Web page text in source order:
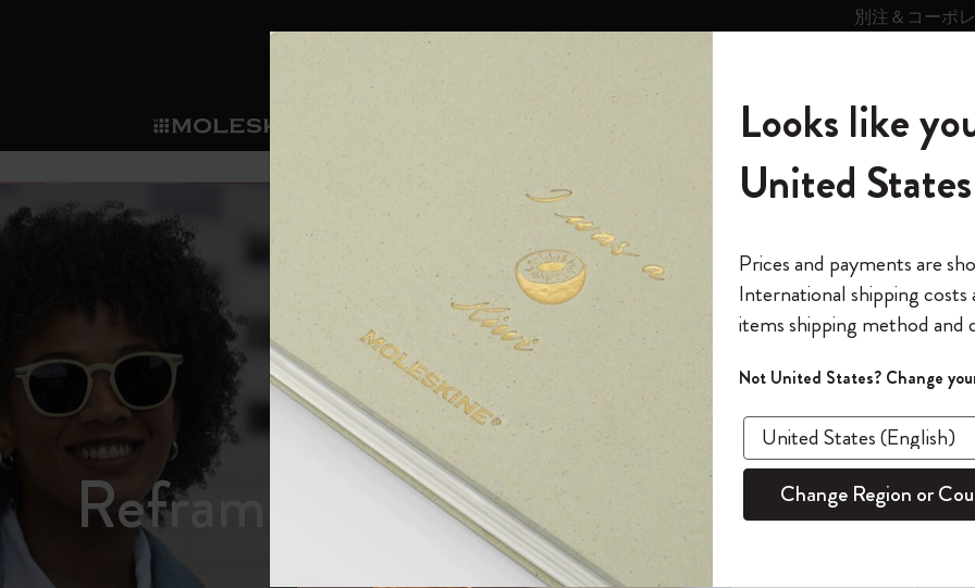
別注＆コーポ
ショ
新商品
ノートブック
ノートブック
The Original Notebook
ミニノートブックチャーム
カイエ ＆ ジャーナル
セット
パッションジャーナル
ダイアリー
サブカテゴリ
ダイアリー
パーソナル・ダイアリー
12カ月ダイアリー
15ヶ月プランナー
ウィークリープランナー
デイリープランナー
マンスリープランナー
モレスキンスマート
サブカテゴリ
すべて見る
スマートライティング・システム
モレスキンスマートスマートとは
アプリ・サービス
ライティングツール
サブカテゴリ
モレスキンスマート
Blackwing x モレスキン
Kaweco x モレスキン
ペン & ペンシル
限定版ノートブック
サブカテゴリ
Reframe サングラス
ムーミン コレクション
キム・ジョンギコレクション
「Alice's Adventures in Wonderland」コレ
『ロード・オブ・ザ・リング』コレク
カラーパターン ノートブック
サクラコレクション
キム・ジョンギコレクション
Impressions of Impressionism コレクショ
ン
カサ・バトリョ 限定版コレクション
ゴッホ美術館
すべて見る
バックパック
限定版バックパック
Shopper paper – made Collection
アートを愛する方への贈り物
プロフェッショナルへの贈り物
ミニマリストへの贈り物
マキシマリストへの贈り物
健康を愛する方への贈り物です
趣味を愛する方へのギフト
カントリー・テーマ・ピンズ・コレク
ション
プライドをいつも胸に
Mardi Mercredi × モレスキン
すべて見る
スマートライティング・シス
テム
サブカテゴリ
スマートライティング・システム
スマートノートブック
スマートダイアリー
モレスキンスマートスマート
とは
アプリ・サービス
サブカテゴリ
Notes
モレスキン Journal
モレスキン Planner
パーソナライズサ
ービス
サブカテゴリ
カスタムダイアリー
カスタムノートブック
パッチ
和紙テープ
ミニノートブックチャーム
別注＆コーポレートギフト
リー
の世界
サブカテゴリ
モレスキンメンバーシップ
我々の歴史
モレスキンのマニフェスト
ペンと紙の力
持続可能な創造性
Detour
今すぐメンバー登録
ウェルカムオファー: 次回のご購入時に10% オフと送料無料
通常特典: パーソナライズの2冊ご購入で1冊無料
バースデー特典: 1回限りの割引（1ヶ月有効）
先行プレビュー: 新作コレクションへの先行アクセス
伝説的なお得情報: 会員限定の特別サプライズ
セールへの早期アクセス: お得な情報をいち早くチェック
モレスキン限定イベント: 優先アクセス
返品期間の延長: 1ヶ月間
モレスキンの世界
*メールアドレス
*パスワード
このデバイスで情
ログイン
6,500円以上のご購入で送料無料
あるページから始まる物語
Reframe Sunglasses（リフレ
あなたにぴったりの一本を選ぼう
ス
スライド表示5 モレスキンの世
今すぐ会員登録
「WELCOME10」
回注文が10%オフ
ます。セール・ア
適用
Looks like
United States
Prices and payments are
International shipping costs
items shipping method and
Not United States? Change
Change Region or